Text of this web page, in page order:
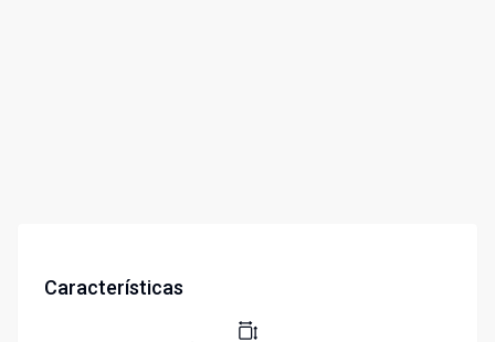
Características